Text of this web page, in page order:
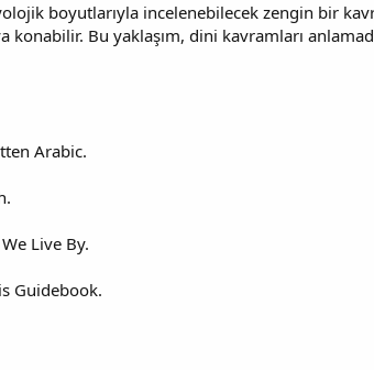
boyutlarıyla incelenebilecek zengin bir
konabilir. Bu yaklaşım, dini kavramları
Arabic.
Live By.
Guidebook.